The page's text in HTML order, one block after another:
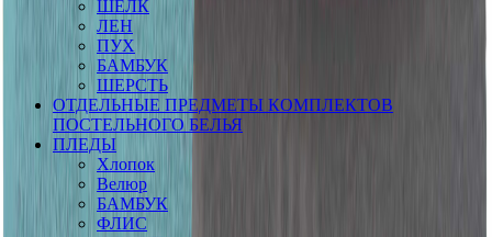
ШЕЛК
ЛЕН
ПУХ
БАМБУК
ШЕРСТЬ
ОТДЕЛЬНЫЕ ПРЕДМЕТЫ КОМПЛЕКТОВ
ПОСТЕЛЬНОГО БЕЛЬЯ
ПЛЕДЫ
Хлопок
Велюр
БАМБУК
ФЛИС